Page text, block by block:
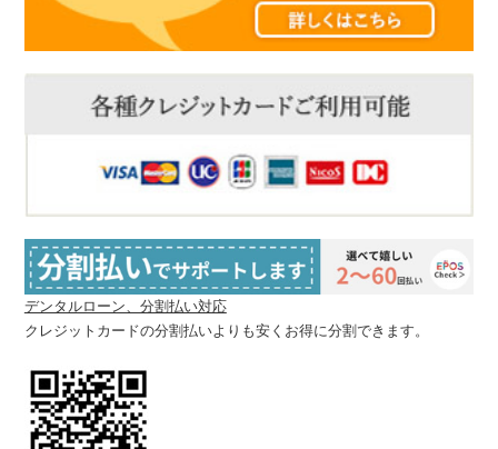
デンタルローン、分割払い対応
クレジットカードの分割払いよりも安くお得に分割できます。